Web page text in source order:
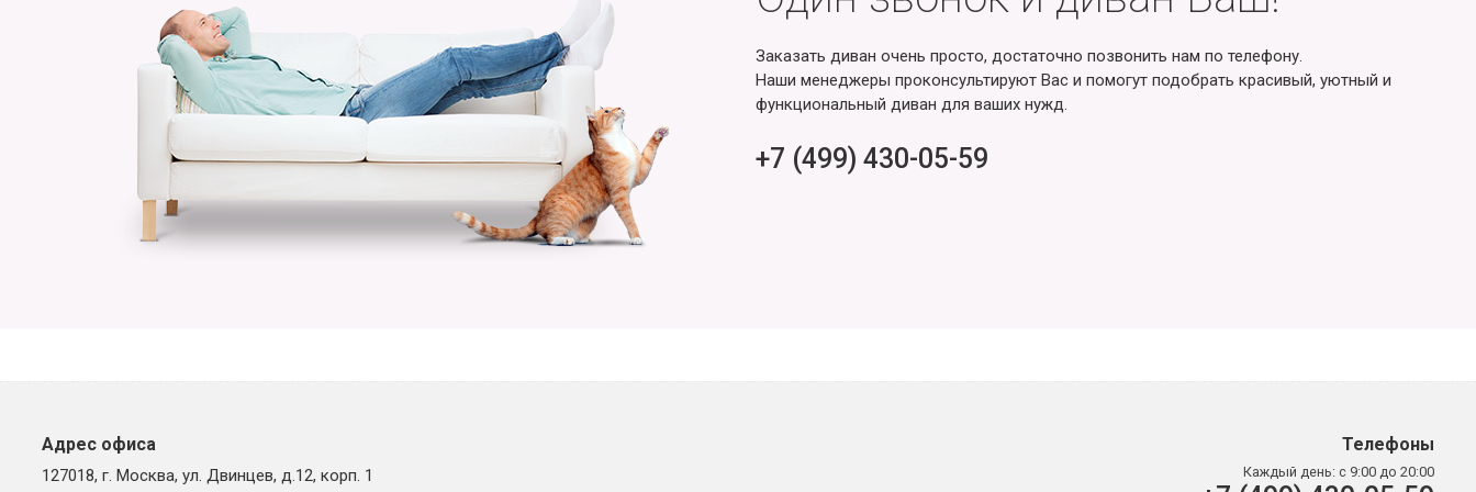
Заказать диван очень просто, достаточно позвонить нам по телефону.
Наши менеджеры проконсультируют Вас и помогут подобрать красивый, уютный и
функциональный диван для ваших нужд.
+7 (499) 430-05-59
Адрес офиса
127018, г. Москва, ул. Двинцев, д.12, корп. 1
Телефоны
Каждый день: с 9:00 до 20:00